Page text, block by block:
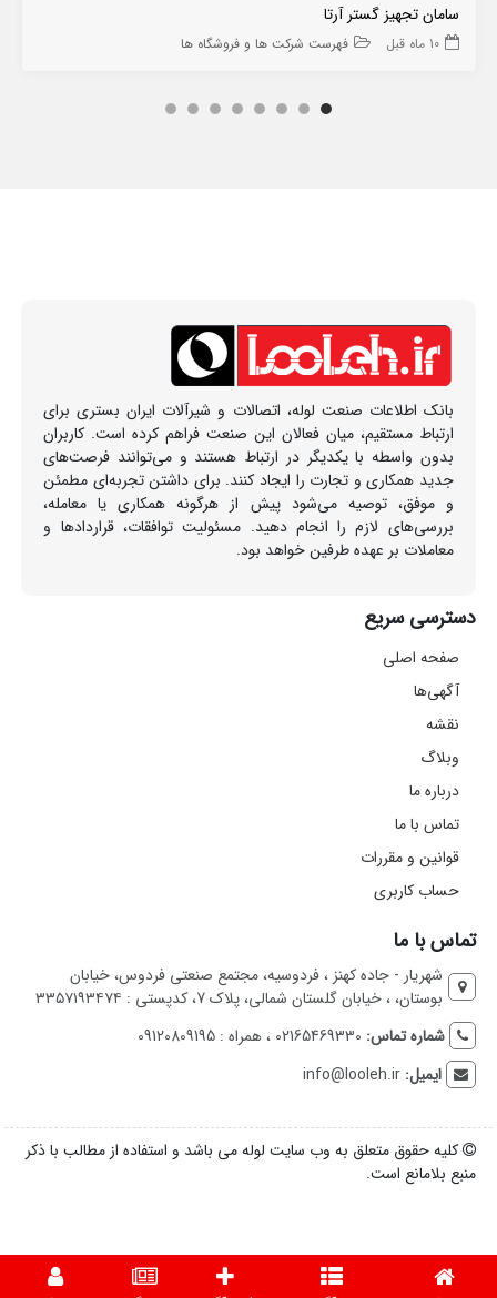
سامان تجهیز گستر آرتا
10 ماه قبل فهرست شرکت ها و فروشگاه ها
بانک اطلاعات صنعت لوله، اتصالات و شیرآلات ایران بستری برای
ارتباط مستقیم، میان فعالان این صنعت فراهم کرده است. کاربران
بدون واسطه با یکدیگر در ارتباط هستند و می‌توانند فرصت‌های
جدید همکاری و تجارت را ایجاد کنند. برای داشتن تجربه‌ای مطمئن
و موفق، توصیه می‌شود پیش از هرگونه همکاری یا معامله،
بررسی‌های لازم را انجام دهید. مسئولیت توافقات، قراردادها و
معاملات بر عهده طرفین خواهد بود.
دسترسی سریع
صفحه اصلی
آگهی‌ها
نقشه
وبلاگ
درباره ما
تماس با ما
قوانین و مقررات
حساب کاربری
تماس با ما
شهریار - جاده کهنز ، فردوسیه، مجتمع صنعتی فردوس، خیابان
بوستان، ، خیابان گلستان شمالی، پلاک 7، کدپستی : ۳۳۵۷۱۹۳۴۷۴
شماره تماس: 02165469330 ، همراه : 09120809195
ایمیل:info@looleh.ir
کلیه حقوق متعلق به وب سایت لوله می باشد و استفاده از مطالب با ذکر
منبع بلامانع است.